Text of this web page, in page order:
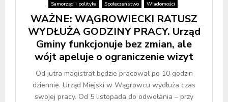
Samorząd i polityka Społeczeństwo Wiadomości
WAŻNE: WĄGROWIECKI RATUSZ
WYDŁUŻA GODZINY PRACY. Urząd
Gminy funkcjonuje bez zmian, ale
wójt apeluje o ograniczenie wizyt
Od jutra magistrat będzie pracował po 10 godzin
dziennie. Urząd Miejski w Wągrowcu wydłuża czas
swojej pracy. Od 5 listopada do odwołania – przy